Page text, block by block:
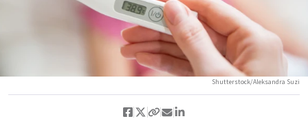
Shutterstock/Aleksandra Suzi